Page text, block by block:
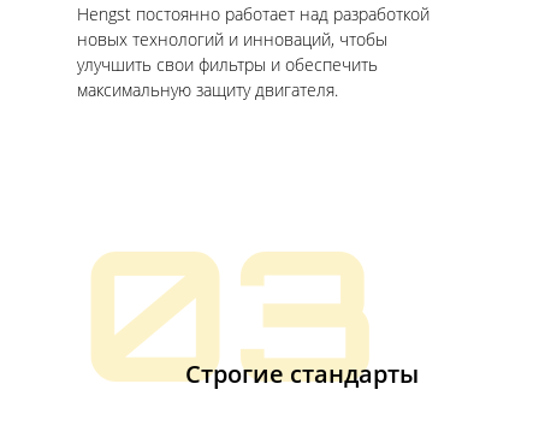
Hengst постоянно работает над разработкой
новых технологий и инноваций, чтобы
улучшить свои фильтры и обеспечить
максимальную защиту двигателя.
03
Строгие стандарты